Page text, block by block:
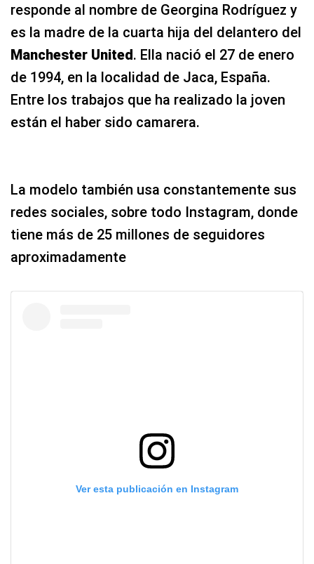
responde al nombre de Georgina Rodríguez y
es la madre de la cuarta hija del delantero del
Manchester United. Ella nació el 27 de enero
de 1994, en la localidad de Jaca, España.
Entre los trabajos que ha realizado la joven
están el haber sido camarera.
La modelo también usa constantemente sus
redes sociales, sobre todo Instagram, donde
tiene más de 25 millones de seguidores
aproximadamente
Ver esta publicación en Instagram